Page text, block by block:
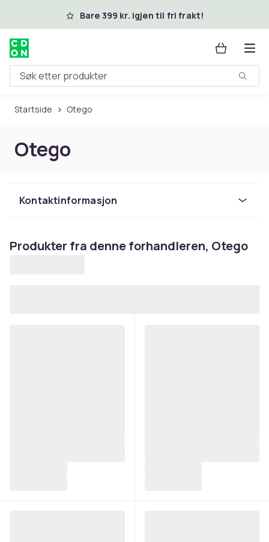
Hopp til hovedinnholdBare 399 kr. igjen til fri frakt!
Søk etter produkter
Startside Otego
Otego
Kontaktinformasjon
Produkter fra denne forhandleren, Otego